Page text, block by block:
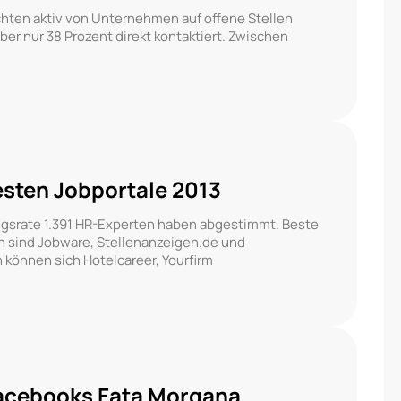
aktiv von Unternehmen auf offene Stellen
nur 38 Prozent direkt kontaktiert. Zwischen
Jobportale 2013
1.391 HR-Experten haben abgestimmt. Beste
sind Jobware, Stellenanzeigen.de und
sich Hotelcareer, Yourfirm